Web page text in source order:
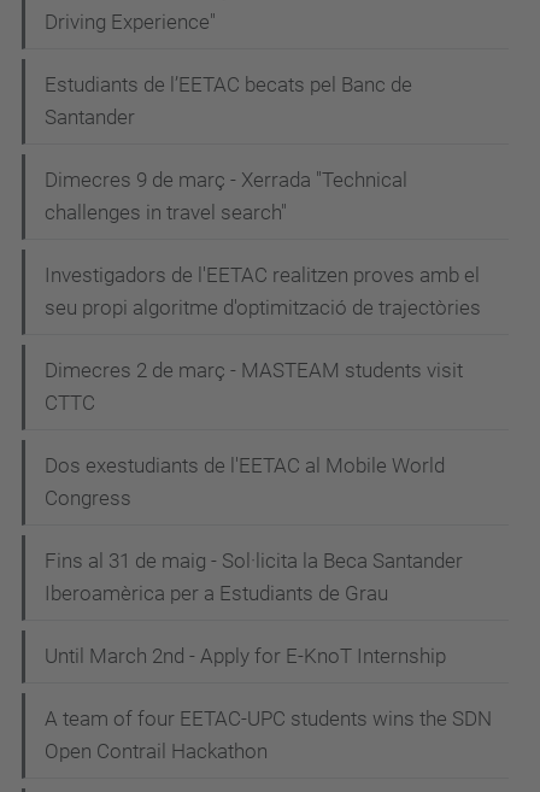
Driving Experience"
Estudiants de l’EETAC becats pel Banc de
Santander
Dimecres 9 de març - Xerrada "Technical
challenges in travel search"
Investigadors de l'EETAC realitzen proves amb el
seu propi algoritme d'optimització de trajectòries
Dimecres 2 de març - MASTEAM students visit
CTTC
Dos exestudiants de l'EETAC al Mobile World
Congress
Fins al 31 de maig - Sol·licita la Beca Santander
Iberoamèrica per a Estudiants de Grau
Until March 2nd - Apply for E-KnoT Internship
A team of four EETAC-UPC students wins the SDN
Open Contrail Hackathon